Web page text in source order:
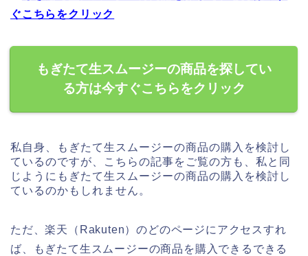
ぐこちらをクリック
もぎたて生スムージーの商品を探してい
る方は今すぐこちらをクリック
私自身、もぎたて生スムージーの商品の購入を検討し
ているのですが、こちらの記事をご覧の方も、私と同
じようにもぎたて生スムージーの商品の購入を検討し
ているのかもしれません。
ただ、楽天（Rakuten）のどのページにアクセスすれ
ば、もぎたて生スムージーの商品を購入できるできる